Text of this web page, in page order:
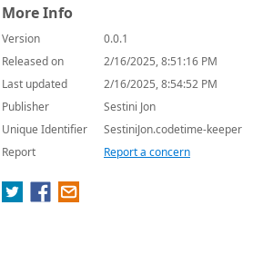
More Info
Version
0.0.1
Released on
2/16/2025, 8:51:16 PM
Last updated
2/16/2025, 8:54:52 PM
Publisher
Sestini Jon
Unique Identifier
SestiniJon.codetime-keeper
Report
Report a concern